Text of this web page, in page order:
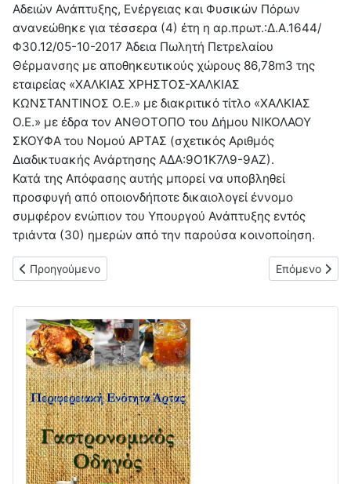
Αδειών Ανάπτυξης, Ενέργειας και Φυσικών Πόρων
ανανεώθηκε για τέσσερα (4) έτη η αρ.πρωτ.:Δ.Α.1644/
Φ30.12/05-10-2017 Άδεια Πωλητή Πετρελαίου
Θέρμανσης με αποθηκευτικούς χώρους 86,78m3 της
εταιρείας «ΧΑΛΚΙΑΣ ΧΡΗΣΤΟΣ-ΧΑΛΚΙΑΣ
ΚΩΝΣΤΑΝΤΙΝΟΣ Ο.Ε.» με διακριτικό τίτλο «ΧΑΛΚΙΑΣ
Ο.Ε.» με έδρα τον ΑΝΘΟΤΟΠΟ του Δήμου ΝΙΚΟΛΑΟΥ
ΣΚΟΥΦΑ του Νομού ΑΡΤΑΣ (σχετικός Αριθμός
Διαδικτυακής Ανάρτησης ΑΔΑ:9Ο1Κ7Λ9-9ΑΖ).
Κατά της Απόφασης αυτής μπορεί να υποβληθεί
προσφυγή από οποιονδήποτε δικαιολογεί έννομο
συμφέρον ενώπιον του Υπουργού Ανάπτυξης εντός
τριάντα (30) ημερών από την παρούσα κοινοποίηση.
Προηγούμενο άρθρο: Ανακοίνωση σχετικά με τη χορήγηση
Προηγούμενο Επόμενο
Επόμενο